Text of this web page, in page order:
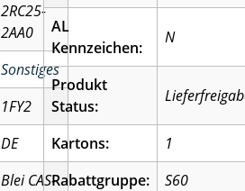
2RC25-
2AA0
Sonstiges
1FY2
DE
Blei CAS-
AL
Kennzeichen:
N
Produkt
Status:
Kartons:
1
Rabattgruppe:
S60